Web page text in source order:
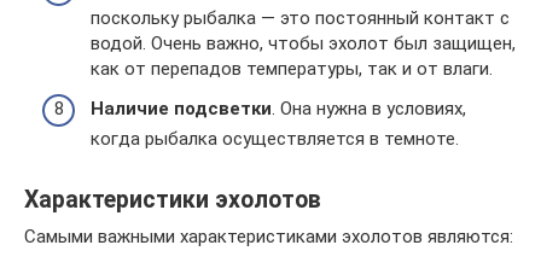
поскольку рыбалка — это постоянный контакт с
водой. Очень важно, чтобы эхолот был защищен,
как от перепадов температуры, так и от влаги.
Наличие подсветки. Она нужна в условиях,
когда рыбалка осуществляется в темноте.
Характеристики эхолотов
Самыми важными характеристиками эхолотов являются: